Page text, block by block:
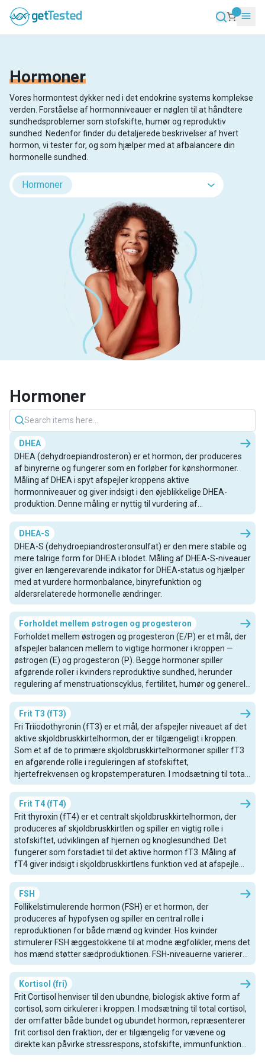
Hormoner
Vores hormontest dykker ned i det endokrine systems komplekse
verden. Forståelse af hormonniveauer er nøglen til at håndtere
sundhedsproblemer som stofskifte, humør og reproduktiv
sundhed. Nedenfor finder du detaljerede beskrivelser af hvert
hormon, vi tester for, og som hjælper med at afbalancere din
hormonelle sundhed.
Hormoner
Hormoner
DHEA
DHEA (dehydroepiandrosteron) er et hormon, der produceres
af binyrerne og fungerer som en forløber for kønshormoner.
Måling af DHEA i spyt afspejler kroppens aktive
hormonniveauer og giver indsigt i den øjeblikkelige DHEA-
produktion. Denne måling er nyttig til vurdering af
binyresundhed, aldring og risikoen for kroniske sygdomme.
DHEA-S
DHEA-S (dehydroepiandrosteronsulfat) er den mere stabile og
mere talrige form for DHEA i blodet. Måling af DHEA-S-niveauer
giver en længerevarende indikator for DHEA-status og hjælper
med at vurdere hormonbalance, binyrefunktion og
aldersrelaterede hormonelle ændringer.
Forholdet mellem østrogen og progesteron
Forholdet mellem østrogen og progesteron (E/P) er et mål, der
afspejler balancen mellem to vigtige hormoner i kroppen —
østrogen (E) og progesteron (P). Begge hormoner spiller
afgørende roller i kvinders reproduktive sundhed, herunder
regulering af menstruationscyklus, fertilitet, humør og generelt
velbefindende. At opretholde et optimalt forhold understøtter
hormonel harmoni, mens ubalancer kan bidrage til forskellige
sundhedsproblemer. Dette forhold varierer naturligt gennem
menstruationscyklussen og kan påvirkes af alder, livsstil og
helbredstilstande.
Frit T3 (fT3)
Fri Triiodothyronin (fT3) er et mål, der afspejler niveauet af det
aktive skjoldbruskkirtelhormon, der er tilgængeligt i kroppen.
Som et af de to primære skjoldbruskkirtelhormoner spiller fT3
en afgørende rolle i reguleringen af stofskiftet,
hjertefrekvensen og kropstemperaturen. I modsætning til total
T3 repræsenterer fT3 det ubundne hormon, der er let
tilgængeligt til øjeblikkelig brug, hvilket gør det til en vigtig
indikator for skjoldbruskkirtlens funktion.
Frit T4 (fT4)
Frit thyroxin (fT4) er et centralt skjoldbruskkirtelhormon, der
produceres af skjoldbruskkirtlen og spiller en vigtig rolle i
stofskiftet, udviklingen af hjernen og knoglesundhed. Det
fungerer som forstadiet til det aktive hormon fT3. Måling af
fT4 giver indsigt i skjoldbruskkirtlens funktion ved at afspejle
det hormon, der direkte frigives og er tilgængeligt for
omdannelse.
FSH
Follikelstimulerende hormon (FSH) er et hormon, der
produceres af hypofysen og spiller en central rolle i
reproduktionen for både mænd og kvinder. Hos kvinder
stimulerer FSH æggestokkene til at modne ægfolikler, mens det
hos mænd støtter sædproduktionen. FSH-niveauerne varierer
gennem kvinders menstruationscyklus og er afgørende for
fertilitet og den generelle reproduktive sundhed.
Kortisol (fri)
Frit Cortisol henviser til den ubundne, biologisk aktive form af
cortisol, som cirkulerer i kroppen. I modsætning til total cortisol,
der omfatter både bundet og ubundet hormon, repræsenterer
frit cortisol den fraktion, der er tilgængelig for vævene og
direkte kan påvirke stressrespons, stofskifte, immunfunktion
og energiniveauer. Måling af frit cortisol giver et mere præcist